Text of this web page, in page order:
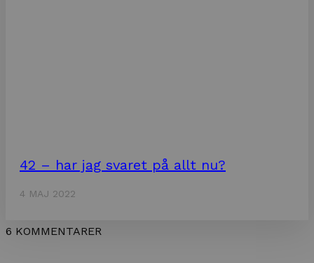
42 – har jag svaret på allt nu?
4 MAJ 2022
6 KOMMENTARER